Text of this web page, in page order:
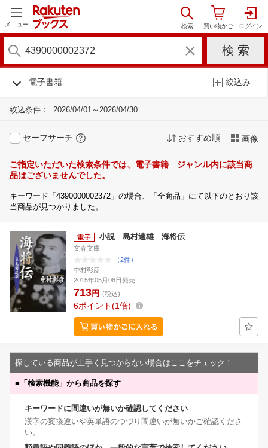
メニュー
電子書籍 絞込み
絞込条件： 2026/04/01～2026/04/30
セーフサーチ おすすめ順 画像
ご指定いただいた検索条件では、電子書籍 ジャンル内に該当商
品はございませんでした。
キーワード「4390000002372」の場合、「全商品」にて以下のとおり該
当商品が見つかりました。
小説 島村速雄 海将伝
文春文庫
（2件）
中村彰彦
2015年05月08日発売
713円 (税込)
6ポイント 1倍
探している商品が上手く見つからない場合はここをチェック！
■ 「検索機能」から商品を探す
キーワードに間違いが無いか確認してください
漢字の変換違いや英単語のつづり間違いが無いかご確認くださ
い。